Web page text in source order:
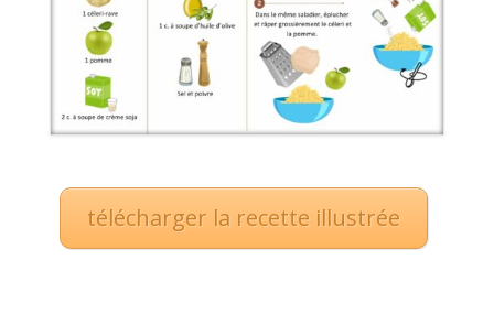
télécharger la recette illustrée